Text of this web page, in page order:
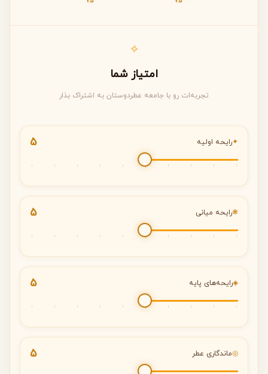
✧
امتیاز شما
تجربه‌ات رو با جامعه عطردوستان به اشتراک بذار
✦رایحه اولیه 5
❋رایحه میانی 5
◈رایحه‌های پایه 5
◎ماندگاری عطر 5